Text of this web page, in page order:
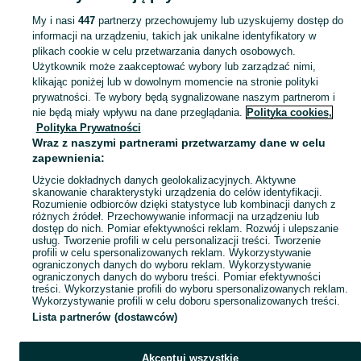
KATEGORIA
Skorzystaj z największego serwisu ogłoszeniowego - Goławice Pierwsze i okolice! Kupuj to, czego pragniesz i sprzedawaj to, czego już nie potrzebujesz! Zobacz
Mapa kategorii
Mapa miejscowości
Mapa ministron
Popularne wyszukiwania
My i nasi 447partnerzy przechowujemy lub uzyskujemy dostęp do
informacji na urządzeniu, takich jak unikalne identyfikatory w
plikach cookie w celu przetwarzania danych osobowych.
Użytkownik może zaakceptować wybory lub zarządzać nimi,
klikając poniżej lub w dowolnym momencie na stronie polityki
prywatności. Te wybory będą sygnalizowane naszym partnerom i
nie będą miały wpływu na dane przeglądania. Polityka cookies,
Polityka Prywatności
Wraz z naszymi partnerami przetwarzamy dane w celu
zapewnienia:
Użycie dokładnych danych geolokalizacyjnych. Aktywne
skanowanie charakterystyki urządzenia do celów identyfikacji.
Rozumienie odbiorców dzięki statystyce lub kombinacji danych z
różnych źródeł. Przechowywanie informacji na urządzeniu lub
dostęp do nich. Pomiar efektywności reklam. Rozwój i ulepszanie
usług. Tworzenie profili w celu personalizacji treści. Tworzenie
profili w celu spersonalizowanych reklam. Wykorzystywanie
ograniczonych danych do wyboru reklam. Wykorzystywanie
ograniczonych danych do wyboru treści. Pomiar efektywności
treści. Wykorzystanie profili do wyboru spersonalizowanych reklam.
Wykorzystywanie profili w celu doboru spersonalizowanych treści.
Lista partnerów (dostawców)
Akceptuj wszystkie